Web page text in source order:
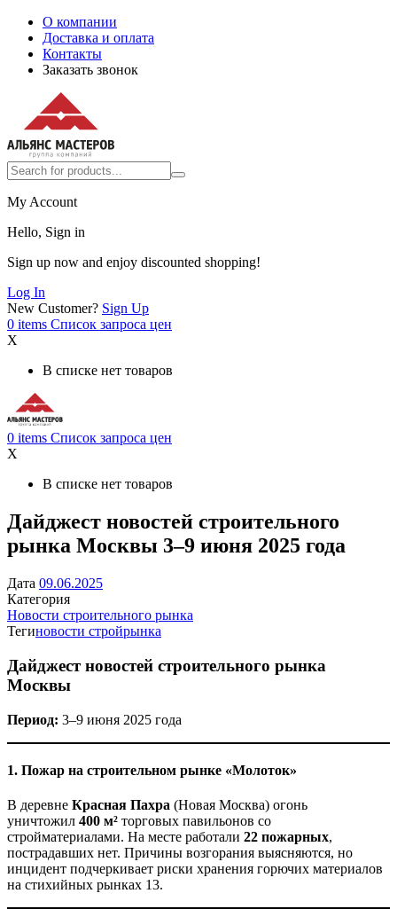
О компании
Доставка и оплата
Контакты
Заказать звонок
My Account
Hello, Sign in
Sign up now and enjoy discounted shopping!
Log In
New Customer? Sign Up
0 items Список запроса цен
X
В списке нет товаров
0 items Список запроса цен
X
В списке нет товаров
Дайджест новостей строительного
рынка Москвы 3–9 июня 2025 года
Дата 09.06.2025
Категория
Новости строительного рынка
Тегиновости стройрынка
Дайджест новостей строительного рынка
Москвы
Период: 3–9 июня 2025 года
1. Пожар на строительном рынке «Молоток»
В деревне Красная Пахра (Новая Москва) огонь
уничтожил 400 м² торговых павильонов со
стройматериалами. На месте работали 22 пожарных,
пострадавших нет. Причины возгорания выясняются, но
инцидент подчеркивает риски хранения горючих материалов
на стихийных рынках 13.